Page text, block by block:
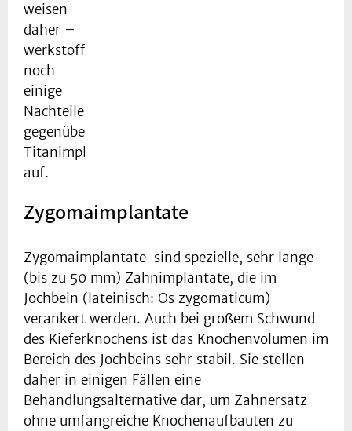
weisen
daher –
werkstoffbedingt-
noch
einige
Nachteile
gegenüber
Titanimplantaten
auf.
Zygomaimplantate
Zygomaimplantate sind spezielle, sehr lange
(bis zu 50 mm) Zahnimplantate, die im
Jochbein (lateinisch: Os zygomaticum)
verankert werden. Auch bei großem Schwund
des Kieferknochens ist das Knochenvolumen im
Bereich des Jochbeins sehr stabil. Sie stellen
daher in einigen Fällen eine
Behandlungsalternative dar, um Zahnersatz
ohne umfangreiche Knochenaufbauten zu